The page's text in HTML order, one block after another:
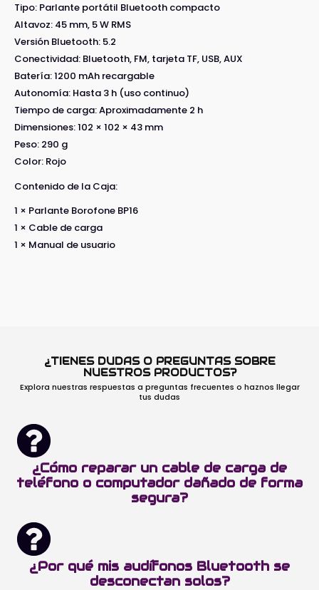
Tipo: Parlante portátil Bluetooth compacto
Altavoz: 45 mm, 5 W RMS
Versión Bluetooth: 5.2
Conectividad: Bluetooth, FM, tarjeta TF, USB, AUX
Batería: 1200 mAh recargable
Autonomía: Hasta 3 h (uso continuo)
Tiempo de carga: Aproximadamente 2 h
Dimensiones: 102 × 102 × 43 mm
Peso: 290 g
Color: Rojo
Contenido de la Caja:
1 × Parlante Borofone BP16
1 × Cable de carga
1 × Manual de usuario
¿TIENES DUDAS O PREGUNTAS SOBRE
NUESTROS PRODUCTOS?
Explora nuestras respuestas a preguntas frecuentes o haznos llegar
tus dudas
¿Cómo reparar un cable de carga de
teléfono o computador dañado de forma
segura?
¿Por qué mis audífonos Bluetooth se
desconectan solos?